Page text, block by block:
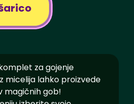
za gojenje
micelija lahko proizvede
magičnih gob!